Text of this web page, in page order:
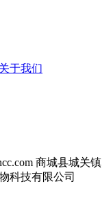
关于我们
商城县城关镇
科技有限公司